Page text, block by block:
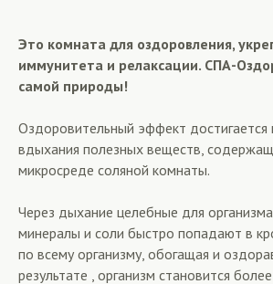
Это комната для оздоровления,
иммунитета и релаксации. СПА-
самой природы!
Оздоровительный эффект достигается
вдыхания полезных веществ,
микросреде соляной комнаты.
Через дыхание целебные для
минералы и соли быстро попадают в
по всему организму, обогащая и
результате , организм становится